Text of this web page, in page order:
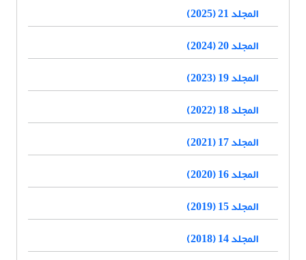
المجلد 21 (2025)
المجلد 20 (2024)
المجلد 19 (2023)
المجلد 18 (2022)
المجلد 17 (2021)
المجلد 16 (2020)
المجلد 15 (2019)
المجلد 14 (2018)